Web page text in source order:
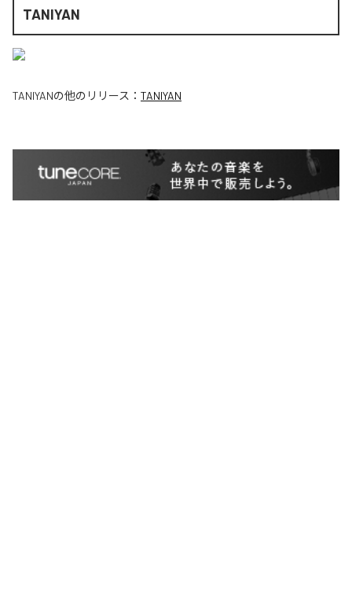
TANIYAN
TANIYANの他のリリース： TANIYAN